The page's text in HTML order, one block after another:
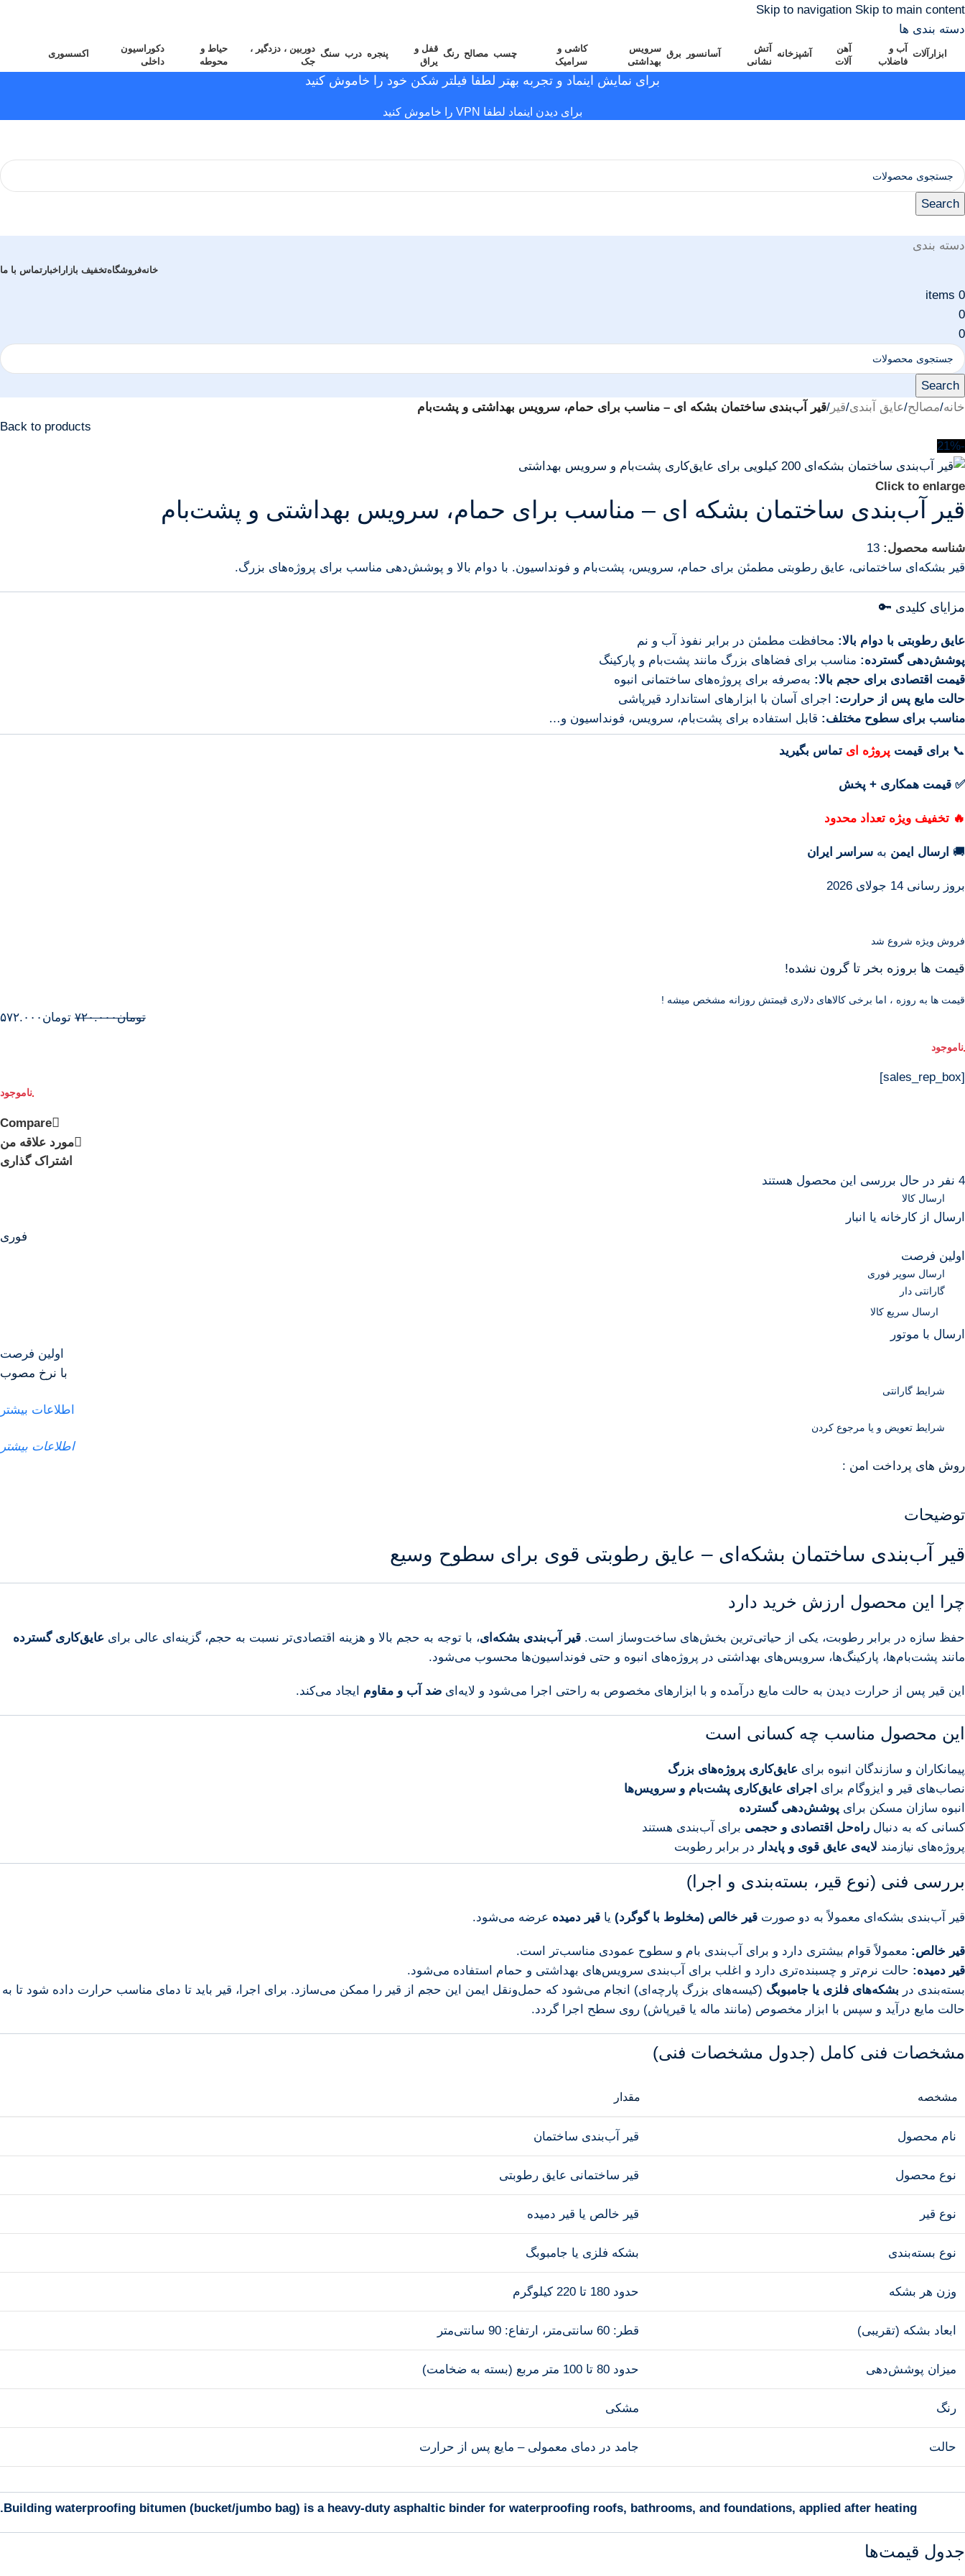
Skip to navigation Skip to main content
دسته بندی ها
ابزارآلات
آب و
فاضلاب
آهن
آلات
آشپزخانه
آتش
نشانی
آسانسور برق سرویس
بهداشتی
کاشی و
سرامیک
چسب مصالح رنگ قفل و
یراق
پنجره درب سنگ دوربین ، دزدگیر ،
جک
حیاط و
محوطه
دکوراسیون
داخلی
اکسسوری
برای نمایش اینماد و تجربه بهتر لطفا فیلتر شکن خود را خاموش کنید
برای دیدن اینماد لطفا VPN را خاموش کنید
Search
دسته بندی
خانهفروشگاهتخفیف بازار اخبار تماس با ما
0
items
0
0
Search
خانه/مصالح/عایق آبندی/قیر /قیر آب‌بندی ساختمان بشکه ای – مناسب برای حمام، سرویس بهداشتی و پشت‌بام
Back to products
-21%
Click to enlarge
قیر آب‌بندی ساختمان بشکه ای – مناسب برای حمام، سرویس بهداشتی و پشت‌بام
شناسه محصول: 13
قیر بشکه‌ای ساختمانی، عایق رطوبتی مطمئن برای حمام، سرویس، پشت‌بام و فونداسیون. با دوام بالا و پوشش‌دهی مناسب برای پروژه‌های بزرگ.
مزایای کلیدی 🔑
عایق رطوبتی با دوام بالا: محافظت مطمئن در برابر نفوذ آب و نم
پوشش‌دهی گسترده: مناسب برای فضاهای بزرگ مانند پشت‌بام و پارکینگ
قیمت اقتصادی برای حجم بالا: به‌صرفه برای پروژه‌های ساختمانی انبوه
حالت مایع پس از حرارت: اجرای آسان با ابزارهای استاندارد قیرپاشی
مناسب برای سطوح مختلف: قابل استفاده برای پشت‌بام، سرویس، فونداسیون و…
📞 برای قیمت پروژه ای تماس بگیرید
✅ قیمت همکاری + پخش
🔥 تخفیف ویژه تعداد محدود
🚚 ارسال ایمن به سراسر ایران
بروز رسانی 14 جولای 2026
فروش ویژه شروع شد
قیمت ها بروزه بخر تا گرون نشده!
قیمت ها به روزه ، اما برخی کالاهای دلاری قیمتش روزانه مشخص میشه !
تومان۷۲۰.۰۰۰ تومان ۵۷۲.۰۰۰
[sales_rep_box]
Compare
مورد علاقه من
اشتراک گذاری
4 نفر در حال بررسی این محصول هستند
ارسال کالا
ارسال از کارخانه یا انبار
فوری
اولین فرصت
ارسال سوپر فوری
گارانتی دار
ارسال سریع کالا
ارسال با موتور
اولین فرصت
با نرخ مصوب
شرایط گارانتی
اطلاعات بیشتر
شرایط تعویض و یا مرجوع کردن
اطلاعات بیشتر
روش های پرداخت امن :
توضیحات
قیر آب‌بندی ساختمان بشکه‌ای – عایق رطوبتی قوی برای سطوح وسیع
چرا این محصول ارزش خرید دارد
حفظ سازه در برابر رطوبت، یکی از حیاتی‌ترین بخش‌های ساخت‌وساز است. قیر آب‌بندی بشکه‌ای، با توجه به حجم بالا و هزینه اقتصادی‌تر نسبت به حجم، گزینه‌ای عالی برای عایق‌کاری گسترده
مانند پشت‌بام‌ها، پارکینگ‌ها، سرویس‌های بهداشتی در پروژه‌های انبوه و حتی فونداسیون‌ها محسوب می‌شود.
این قیر پس از حرارت دیدن به حالت مایع درآمده و با ابزارهای مخصوص به راحتی اجرا می‌شود و لایه‌ای ضد آب و مقاوم ایجاد می‌کند.
این محصول مناسب چه کسانی است
پیمانکاران و سازندگان انبوه برای عایق‌کاری پروژه‌های بزرگ
نصاب‌های قیر و ایزوگام برای
اجرای عایق‌کاری پشت‌بام و سرویس‌ها
انبوه سازان مسکن برای پوشش‌دهی گسترده
کسانی که به دنبال راه‌حل اقتصادی و حجمی برای آب‌بندی هستند
پروژه‌های نیازمند لایه‌ی عایق قوی و پایدار در برابر رطوبت
بررسی فنی (نوع قیر، بسته‌بندی و اجرا)
قیر آب‌بندی بشکه‌ای معمولاً به دو صورت قیر خالص (مخلوط با گوگرد) یا قیر دمیده عرضه می‌شود.
قیر خالص: معمولاً قوام بیشتری دارد و برای آب‌بندی بام و سطوح عمودی مناسب‌تر است.
قیر دمیده: حالت نرم‌تر و چسبنده‌تری دارد و اغلب برای آب‌بندی سرویس‌های بهداشتی و حمام استفاده می‌شود.
بسته‌بندی در بشکه‌های فلزی یا جامبوبگ (کیسه‌های بزرگ پارچه‌ای) انجام می‌شود که حمل‌ونقل ایمن این حجم از قیر را ممکن می‌سازد. برای اجرا، قیر باید تا دمای مناسب حرارت داده شود تا به
حالت مایع درآید و سپس با ابزار مخصوص (مانند ماله یا قیرپاش) روی سطح اجرا گردد.
مشخصات فنی کامل (جدول مشخصات فنی)
مشخصه مقدار
نام محصول قیر آب‌بندی ساختمان
نوع محصول قیر ساختمانی عایق رطوبتی
نوع قیر قیر خالص یا قیر دمیده
نوع بسته‌بندی بشکه فلزی یا جامبوبگ
وزن هر بشکه حدود 180 تا 220 کیلوگرم
ابعاد بشکه (تقریبی) قطر: 60 سانتی‌متر، ارتفاع: 90 سانتی‌متر
میزان پوشش‌دهی حدود 80 تا 100 متر مربع (بسته به ضخامت)
رنگ مشکی
حالت جامد در دمای معمولی – مایع پس از حرارت
Building waterproofing bitumen (bucket/jumbo bag) is a heavy-duty asphaltic binder for waterproofing roofs, bathrooms, and foundations, applied after heating.
جدول قیمت‌ها